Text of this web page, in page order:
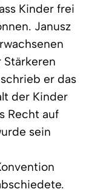
Kinder frei
Janusz
er das
der Kinder
Recht auf
sein